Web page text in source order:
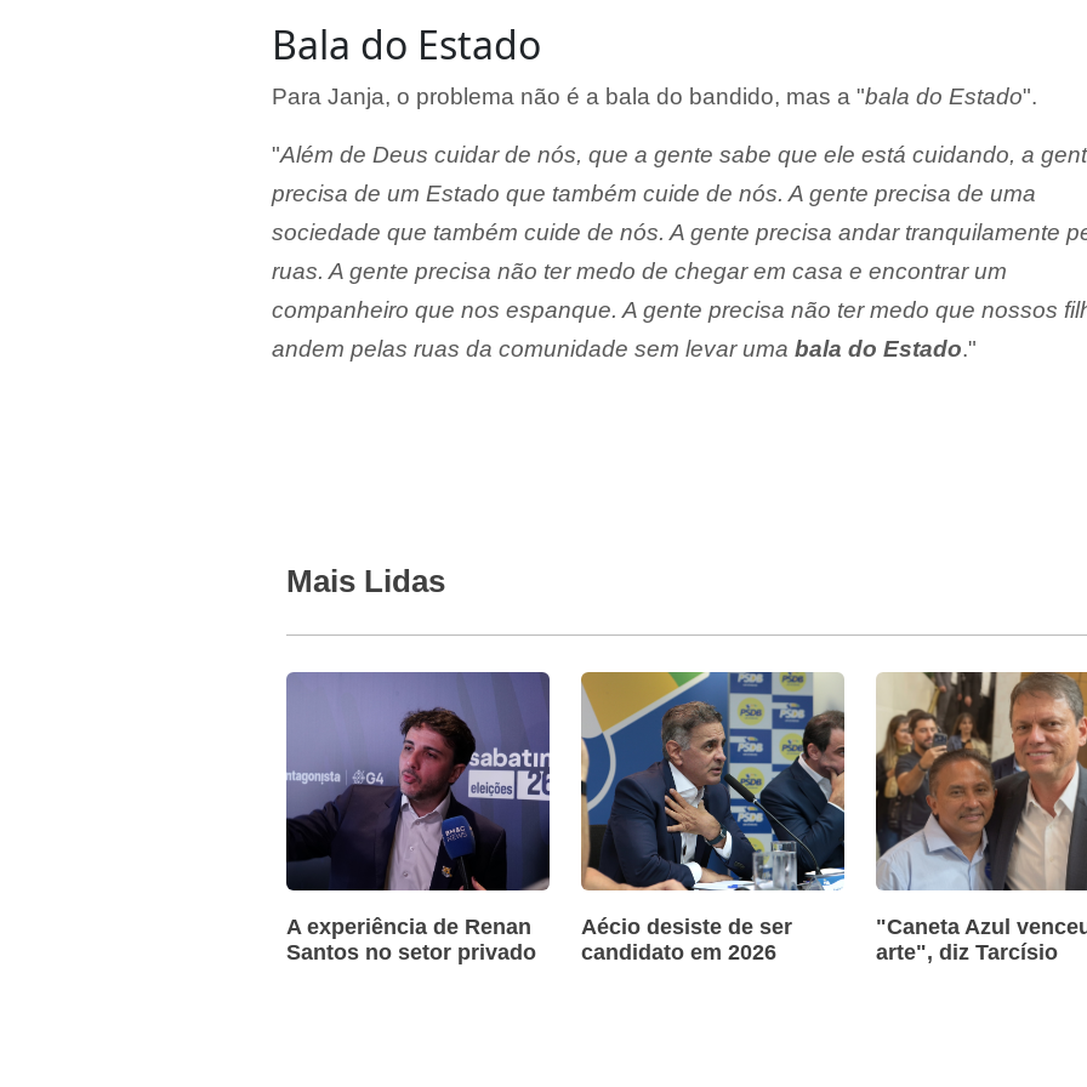
Bala do Estado
Para Janja, o problema não é a bala do bandido, mas a "bala do Estado".
"Além de Deus cuidar de nós, que a gente sabe que ele está cuidando, a
precisa de um Estado que também cuide de nós. A gente precisa de uma
sociedade que também cuide de nós. A gente precisa andar tranquilamente
ruas. A gente precisa não ter medo de chegar em casa e encontrar um
companheiro que nos espanque. A gente precisa não ter medo que nossos
andem pelas ruas da comunidade sem levar uma bala do Estado."
Mais Lidas
A experiência de Renan
Santos no setor privado
Aécio desiste de ser
candidato em 2026
"Caneta Azul
arte", diz Tarcísio